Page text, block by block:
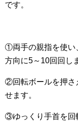
です。
①両手の親指を使い
方向に5～10回回し
②回転ボールを押さ
せます。
③ゆっくり手首を回